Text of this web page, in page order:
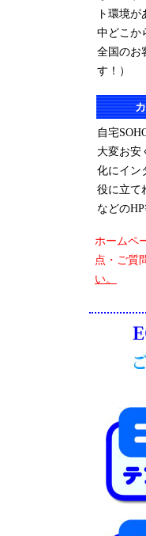
ト環境
中どこか
全国のお
す！）
自宅
大変お安
化にイン
役に立て
などの
ホームペ
点・ご質
い。